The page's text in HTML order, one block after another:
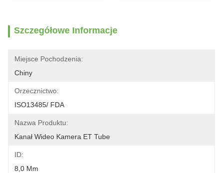
Szczegółowe Informacje
Miejsce Pochodzenia:
Chiny
Orzecznictwo:
ISO13485/ FDA
Nazwa Produktu:
Kanał Wideo Kamera ET Tube
ID:
8,0 Mm